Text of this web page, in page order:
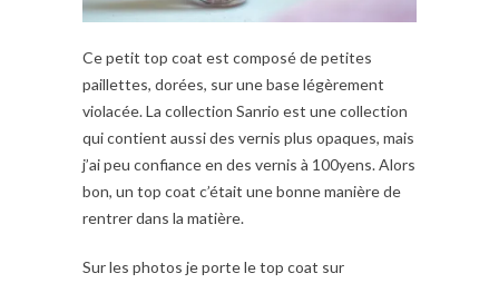
Ce petit top coat est composé de petites
paillettes, dorées, sur une base légèrement
violacée. La collection Sanrio est une collection
qui contient aussi des vernis plus opaques, mais
j’ai peu confiance en des vernis à 100yens. Alors
bon, un top coat c’était une bonne manière de
rentrer dans la matière.
Sur les photos je porte le top coat sur